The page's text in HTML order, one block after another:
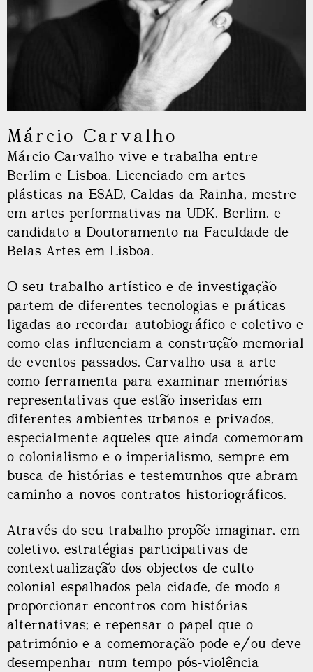
Márcio Carvalho
Márcio Carvalho vive e trabalha entre
Berlim e Lisboa. Licenciado em artes
plásticas na ESAD, Caldas da Rainha, mestre
em artes performativas na UDK, Berlim, e
candidato a Doutoramento na Faculdade de
Belas Artes em Lisboa.
O seu trabalho artístico e de investigação
partem de diferentes tecnologias e práticas
ligadas ao recordar autobiográfico e coletivo e
como elas influenciam a construção memorial
de eventos passados. Carvalho usa a arte
como ferramenta para examinar memórias
representativas que estão inseridas em
diferentes ambientes urbanos e privados,
especialmente aqueles que ainda comemoram
o colonialismo e o imperialismo, sempre em
busca de histórias e testemunhos que abram
caminho a novos contratos historiográficos.
Através do seu trabalho propõe imaginar, em
coletivo, estratégias participativas de
contextualização dos objectos de culto
colonial espalhados pela cidade, de modo a
proporcionar encontros com histórias
alternativas; e repensar o papel que o
património e a comemoração pode e/ou deve
desempenhar num tempo pós-violência